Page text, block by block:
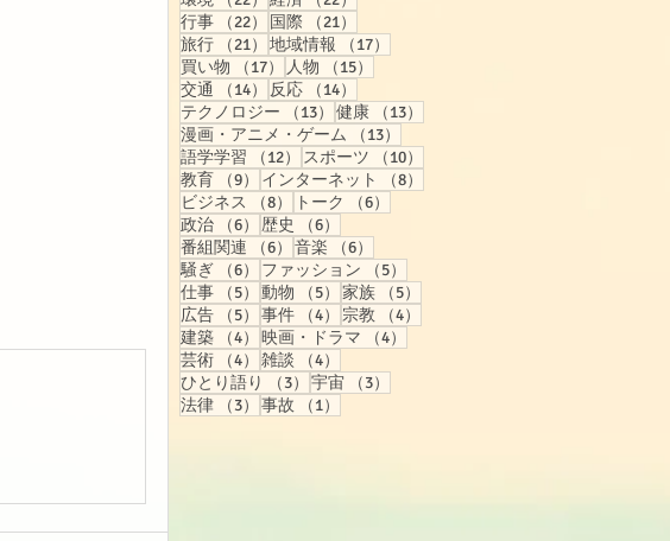
行事
（22） 22件の記事
国際 （21）
旅行
（21） 21件の記事
地域情報 （17）
買い物
（17） 17件の記事
人物 （15）
交通
（14） 14件の記事
反応 （14）
テクノロジー
（13） 13件の記事
健康 （13）
漫画・アニメ・ゲーム
（13）
語学学習
（12） 12件の記事
スポーツ （10）
教育
（9） 9件の記事
インターネット （8）
ビジネス
（8） 8件の記事
トーク （6）
政治
（6） 6件の記事
歴史 （6）
番組関連
（6） 6件の記事
音楽 （6）
騒ぎ
（6） 6件の記事
ファッション （5）
仕事
（5） 5件の記事
動物 （5） 5件の記事
家族 （5）
広告
（5） 5件の記事
事件 （4） 4件の記事
宗教 （4）
建築
（4） 4件の記事
映画・ドラマ （4）
芸術
（4） 4件の記事
雑談 （4）
ひとり語り
（3） 3件の記事
宇宙 （3）
法律
（3） 3件の記事
事故 （1）